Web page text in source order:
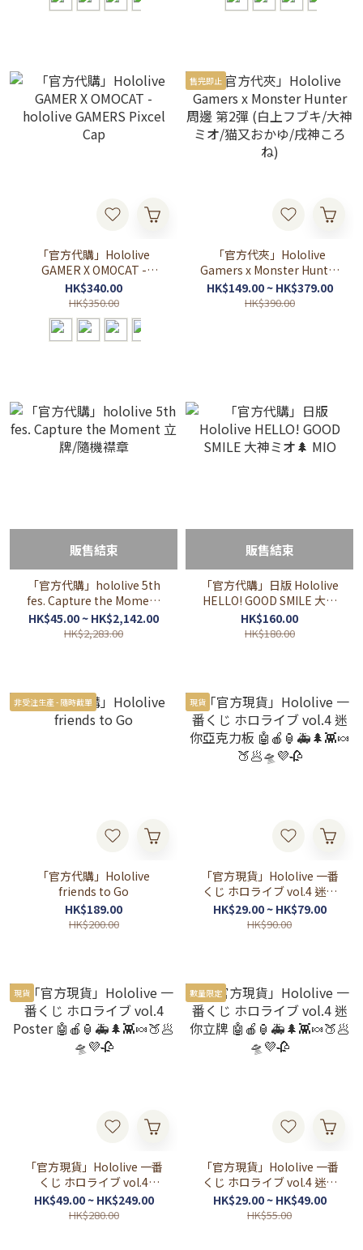
「官方代購」Hololive
GAMER X OMOCAT -
hololive GAMERS Pixcel
Cap
HK$340.00
HK$350.00
售完即止
「官方代夾」Hololive
Gamers x Monster Hunter
周邊 第2彈 (白上フブキ/大
神ミオ/猫又おかゆ/戌神こ
HK$149.00 ~ HK$379.00
HK$390.00
販售結束
「官方代購」hololive 5th
fes. Capture the Moment
立牌/隨機襟章
HK$45.00 ~ HK$2,142.00
HK$2,283.00
販售結束
「官方代購」日版 Hololive
HELLO! GOOD SMILE 大神
ミオ🌲 MIO
HK$160.00
HK$180.00
非受注生產 - 隨時截單
「官方代購」Hololive
friends to Go
HK$189.00
HK$200.00
現貨
「官方現貨」Hololive 一番
くじ ホロライブ vol.4 迷你
亞克力板 🤖🍎🏮🚑🌲👾🍬🍑
🥟🛸💜🥀
HK$29.00 ~ HK$79.00
HK$90.00
現貨
「官方現貨」Hololive 一番
くじ ホロライブ vol.4
Poster 🤖🍎🏮🚑🌲👾🍬🍑🥟
🛸💜🥀
HK$49.00 ~ HK$249.00
HK$280.00
數量限定
「官方現貨」Hololive 一番
くじ ホロライブ vol.4 迷你
立牌 🤖🍎🏮🚑🌲👾🍬🍑🥟🛸
💜🥀
HK$29.00 ~ HK$49.00
HK$55.00